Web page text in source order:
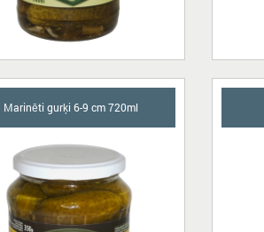
Marinēti gurķi 6-9 cm 720ml